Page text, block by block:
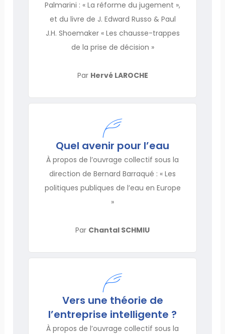
Palmarini : « La réforme du jugement »,
et du livre de J. Edward Russo & Paul
J.H. Shoemaker « Les chausse-trappes
de la prise de décision »
Par Hervé LAROCHE
Quel avenir pour l’eau
À propos de l’ouvrage collectif sous la
direction de Bernard Barraqué : « Les
politiques publiques de l’eau en Europe
»
Par Chantal SCHMIU
Vers une théorie de
l’entreprise intelligente ?
À propos de l’ouvrage collectif sous la